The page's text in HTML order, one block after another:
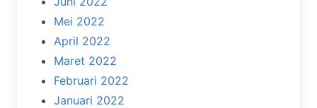
Mei 2022
April 2022
Maret 2022
Februari 2022
Januari 2022